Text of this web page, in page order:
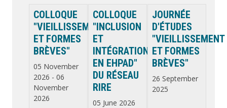
COLLOQUE
"VIEILLISSEMENT
ET FORMES
BRÈVES"
05 November
2026 - 06
November
2026
COLLOQUE
"INCLUSION
ET
INTÉGRATION
EN EHPAD"
DU RÉSEAU
RIRE
05 June 2026
JOURNÉE
D'ÉTUDES
"VIEILLISSEMENT
ET FORMES
BRÈVES"
26 September
2025